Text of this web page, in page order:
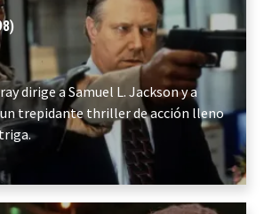
dirige a Samuel L. Jackson y a
un trepidante thriller de acción lleno